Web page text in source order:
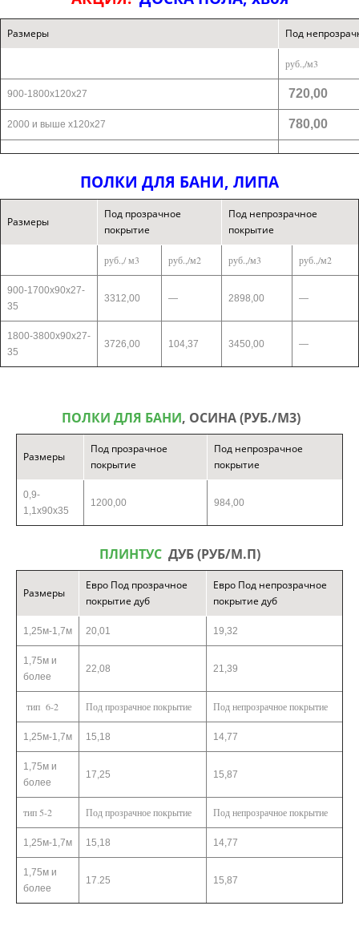
Размеры Под
руб.,/м3
900-1800х120х27 720,00
2000 и выше х120х27 780,00
ПОЛКИ ДЛЯ БАНИ, ЛИПА
Размеры
Под прозрачное
покрытие
Под непрозрачное
покрытие
руб.,/ м3 руб.,/м2 руб.,/м3 руб.,/м2
900-1700х90х27-
35
3312,00 — 2898,00 —
1800-3800х90х27-
35
3726,00 104,37 3450,00 —
ПОЛКИ ДЛЯ БАНИ, ОСИНА (РУБ./М3)
Размеры
Под прозрачное
покрытие
Под непрозрачное
покрытие
0,9-
1,1х90х35
1200,00 984,00
ПЛИНТУСДУБ (РУБ/М.П)
Размеры
Евро Под прозрачное
покрытие дуб
Евро Под непрозрачное
покрытие дуб
1,25м-1,7м 20,01 19,32
1,75м и
более
22,08 21,39
тип 6-2 Под прозрачное покрытие Под непрозрачное покрытие
1,25м-1,7м 15,18 14,77
1,75м и
более
17,25 15,87
тип 5-2 Под прозрачное покрытие Под непрозрачное покрытие
1,25м-1,7м 15,18 14,77
1,75м и
более
17.25 15,87